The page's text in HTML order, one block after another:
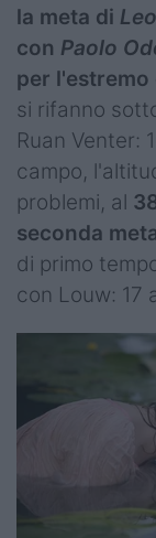
la meta di
con Paolo
per l'estremo
si rifanno
Ruan Venter:
campo,
problemi, al
seconda
di primo
con Louw: 17